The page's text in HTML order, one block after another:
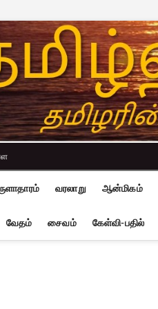
வரலாறு ஆன்மிகம்
வேதம் சைவம் கேள்வி-பதில்